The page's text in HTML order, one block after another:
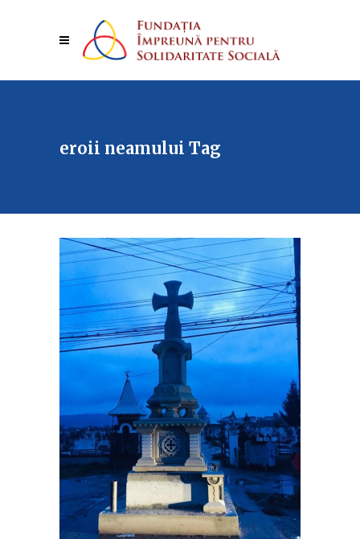
eroii neamului Tag